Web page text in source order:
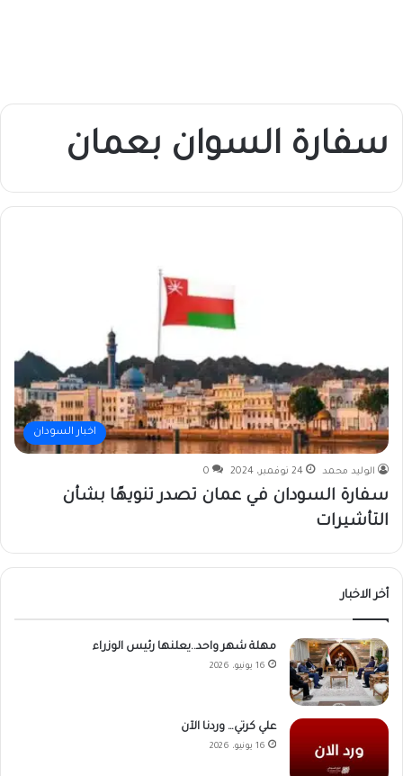
سفارة السوان بعمان
اخبار السودان
الوليد محمد 24 نوفمبر، 2024 0
سفارة السودان في عمان تصدر تنويهًا بشأن
التأشيرات
أخر الاخبار
مهلة شهر واحد..يعلنها رئيس الوزراء
16 يونيو، 2026
علي كرتي… وردنا الآن
16 يونيو، 2026